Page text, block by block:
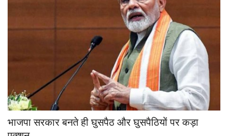
देश
विदेश
भाजपा सरकार बनते ही घुसपैठ और घुसपैठियों पर कड़ा